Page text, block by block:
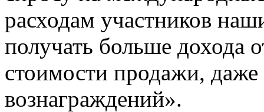
расходам участников
получать больше дохода
стоимости продажи,
вознаграждений».